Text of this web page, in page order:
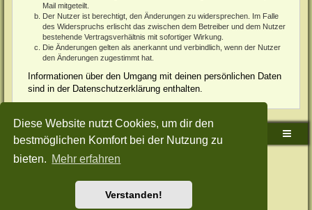
Diese Website nutzt Cookies, um dir den
bestmöglichen Komfort bei der Nutzung zu
bieten. Mehr erfahren
Verstanden!
Mail mitgeteilt.
Der Nutzer ist berechtigt, den Änderungen zu widersprechen. Im Falle
des Widerspruchs erlischt das zwischen dem Betreiber und dem Nutzer
bestehende Vertragsverhältnis mit sofortiger Wirkung.
Die Änderungen gelten als anerkannt und verbindlich, wenn der Nutzer
den Änderungen zugestimmt hat.
Informationen über den Umgang mit deinen persönlichen Daten
sind in der Datenschutzerklärung enthalten.
Sudden-Strike-Maps.de Hauptseite Foren-Übersicht
Powered byphpBB® Forum Software © phpBB Limited
Style: Green-Style-Split by Joyce&LunaphpBB-Style-Design
Nutzungsbedingungen